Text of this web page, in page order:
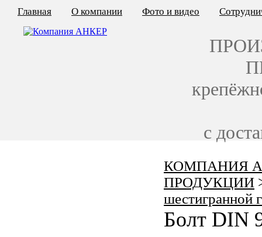
КОМПАНИЯ
ПРОДУКЦИИ
шестигранной
Болт DIN
Главная О компании Фото и видео
с